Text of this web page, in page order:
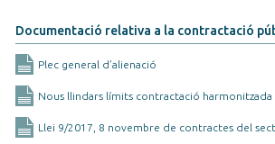
Documentació relativa a la contractació
Plec general d’alienació
Nous llindars límits contractació harmonitzada
Llei 9/2017, 8 novembre de contractes del